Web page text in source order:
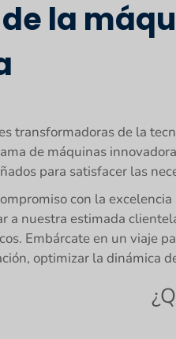
de la
transformadoras de la
de máquinas
para satisfacer las
con la
a nuestra estimada
Embárcate en un viaje
optimizar la dinámica